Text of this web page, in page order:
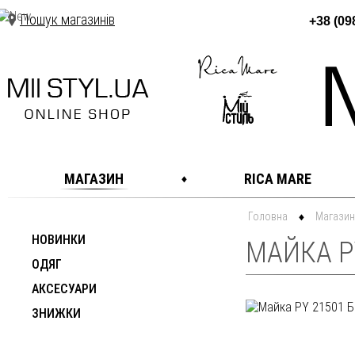
Пошук магазинів +38
МАГАЗИН RICA MARE
НОВИНКИ
ОДЯГ
АКСЕСУАРИ
ЗНИЖКИ
Головна Магазин
МАЙКА